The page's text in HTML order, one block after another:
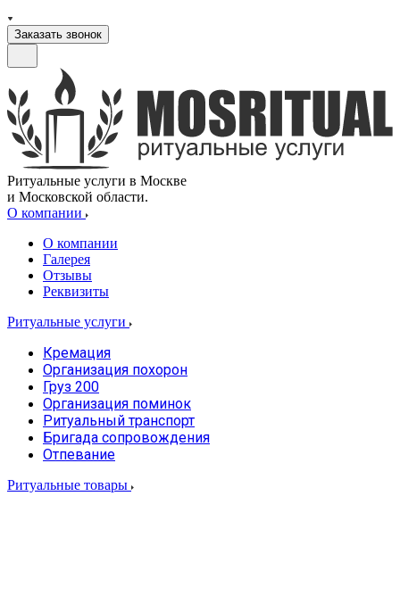
Заказать звонок
Ритуальные услуги в Москве
и Московской области.
О компании
О компании
Галерея
Отзывы
Реквизиты
Ритуальные услуги
Кремация
Организация похорон
Груз 200
Организация поминок
Ритуальный транспорт
Бригада сопровождения
Отпевание
Ритуальные товары